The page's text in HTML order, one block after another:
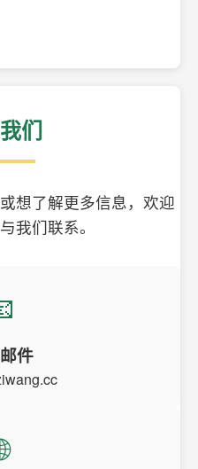
们
想了解更多信息，欢迎
我们联系。
件